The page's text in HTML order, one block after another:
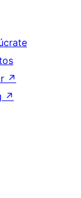
↗
↗